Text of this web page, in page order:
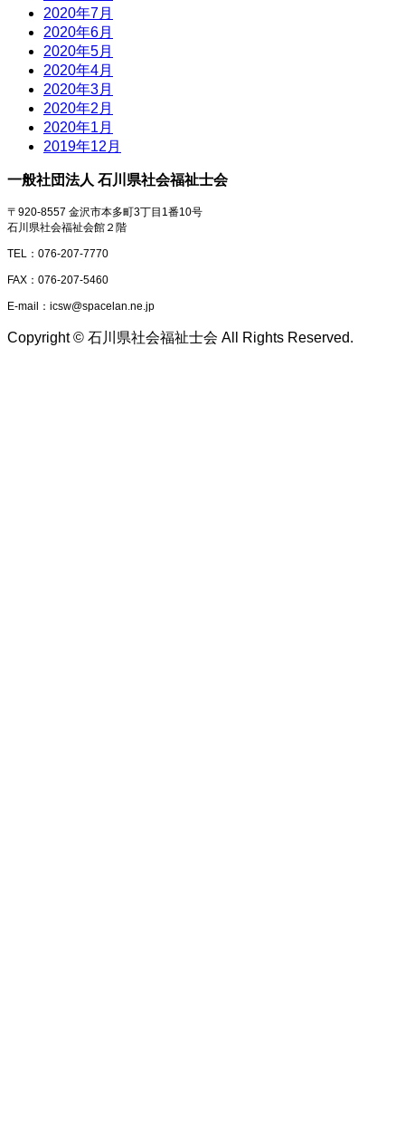
2020年7月
2020年6月
2020年5月
2020年4月
2020年3月
2020年2月
2020年1月
2019年12月
一般社団法人 石川県社会福祉士会
〒920-8557 金沢市本多町3丁目1番10号
石川県社会福祉会館２階
TEL：076-207-7770
FAX：076-207-5460
E-mail：icsw@spacelan.ne.jp
Copyright © 石川県社会福祉士会 All Rights Reserved.